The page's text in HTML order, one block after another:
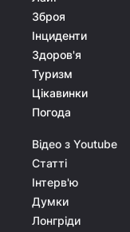
Зброя
Інциденти
Здоров'я
Туризм
Цікавинки
Погода
Відео з Youtube
Статті
Інтерв'ю
Думки
Лонгріди